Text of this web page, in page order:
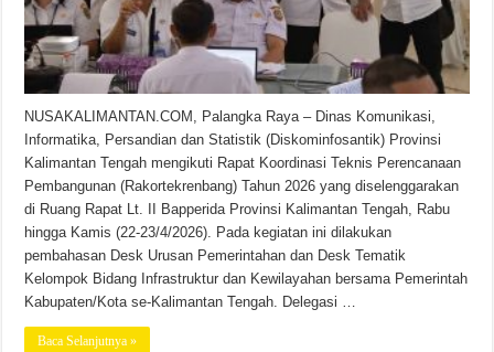
NUSAKALIMANTAN.COM, Palangka Raya – Dinas Komunikasi,
Informatika, Persandian dan Statistik (Diskominfosantik) Provinsi
Kalimantan Tengah mengikuti Rapat Koordinasi Teknis Perencanaan
Pembangunan (Rakortekrenbang) Tahun 2026 yang diselenggarakan
di Ruang Rapat Lt. II Bapperida Provinsi Kalimantan Tengah, Rabu
hingga Kamis (22-23/4/2026). Pada kegiatan ini dilakukan
pembahasan Desk Urusan Pemerintahan dan Desk Tematik
Kelompok Bidang Infrastruktur dan Kewilayahan bersama Pemerintah
Kabupaten/Kota se-Kalimantan Tengah. ‎Delegasi …
Baca Selanjutnya »